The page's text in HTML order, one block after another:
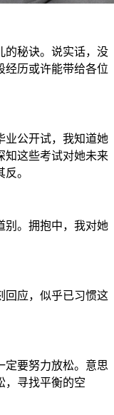
的秘诀。说实话，没
经历或许能带给各位
业公开试，我知道她
知这些考试对她未来
。
别。拥抱中，我对她
回应，似乎已习惯这
定要努力放松。意思
，寻找平衡的空